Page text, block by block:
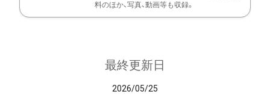
料のほか、写真、動画等も収録。
最終更新日
2026/05/25